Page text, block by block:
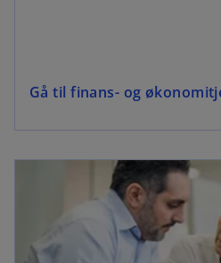
Gå til finans- og